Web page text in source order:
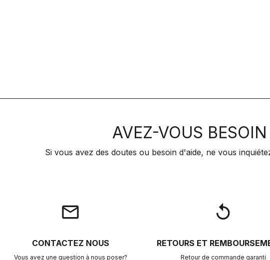
AVEZ-VOUS
Si vous avez des doutes ou besoin d'aide, ne vous
email
CONTACTEZ NOUS
Vous avez une question à nous poser?
replay
RETOURS ET
Retour de commande garanti